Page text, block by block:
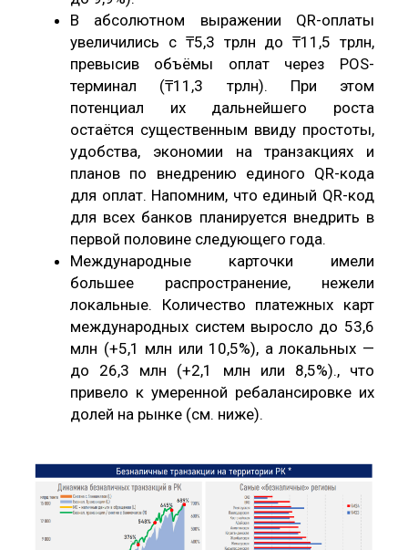
В абсолютном выражении QR-оплаты
увеличились с ₸5,3 трлн до ₸11,5 трлн,
превысив объёмы оплат через POS-
терминал (₸11,3 трлн). При этом
потенциал их дальнейшего роста
остаётся существенным ввиду простоты,
удобства, экономии на транзакциях и
планов по внедрению единого QR-кода
для оплат. Напомним, что единый QR-код
для всех банков планируется внедрить в
первой половине следующего года.
Международные карточки имели
большее распространение, нежели
локальные. Количество платежных карт
международных систем выросло до 53,6
млн (+5,1 млн или 10,5%), а локальных —
до 26,3 млн (+2,1 млн или 8,5%)., что
привело к умеренной ребалансировке их
долей на рынке (см. ниже).